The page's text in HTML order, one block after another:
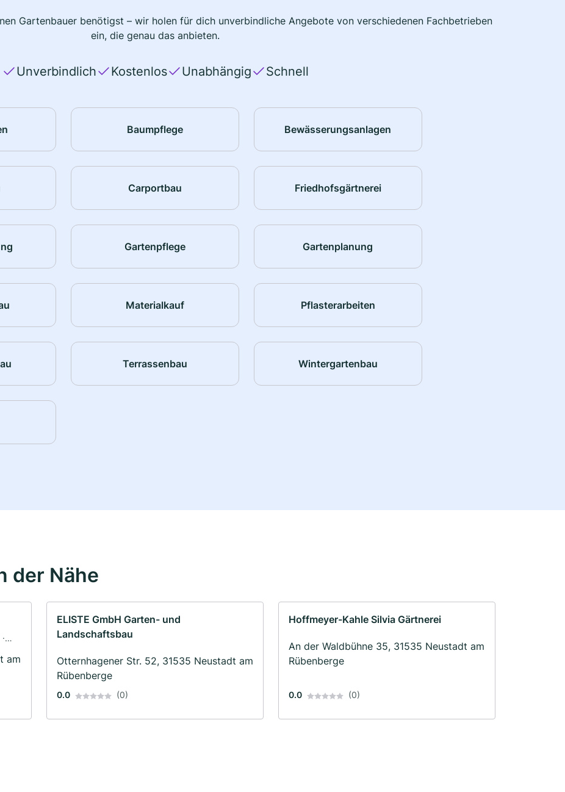
Gartenbauer benötigst – wir holen für dich unverbindliche Angebote von verschiedenen Fachbetrieben
ein, die genau das anbieten.
Unverbindlich Kostenlos Unabhängig Schnell
Baumpflege Bewässerungsanlagen
Carportbau Friedhofsgärtnerei
Gartenpflege Gartenplanung
Materialkauf Pflasterarbeiten
Terrassenbau Wintergartenbau
der Nähe
am
ELISTE GmbH Garten- und
Landschaftsbau
Otternhagener Str. 52, 31535 Neustadt am
Rübenberge
0.0 (0)
Hoffmeyer-Kahle Silvia Gärtnerei
An der Waldbühne 35, 31535 Neustadt am
Rübenberge
0.0 (0)